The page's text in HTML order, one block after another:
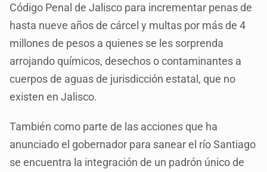
Código Penal de Jalisco para incrementar penas de
hasta nueve años de cárcel y multas por más de 4
millones de pesos a quienes se les sorprenda
arrojando químicos, desechos o contaminantes a
cuerpos de aguas de jurisdicción estatal, que no
existen en Jalisco.
También como parte de las acciones que ha
anunciado el gobernador para sanear el río Santiago
se encuentra la integración de un padrón único de